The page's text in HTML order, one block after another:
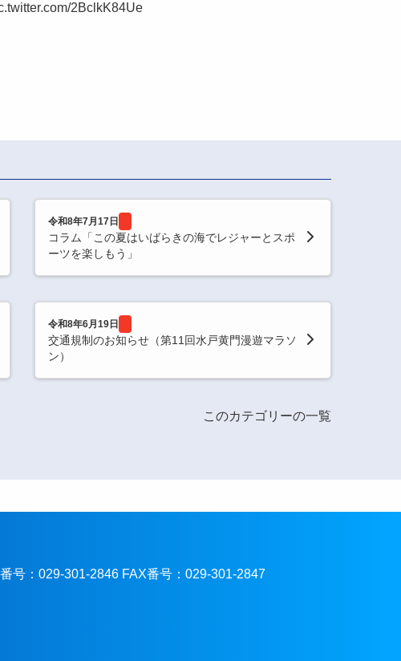
2BclkK84Ue
令和8年7月17日
コラム「この夏はいばらきの海でレジャーとスポ
ーツを楽しもう」
令和8年6月19日
交通規制のお知らせ（第11回水戸黄門漫遊マラソ
ン）
このカテゴリーの一覧
号：029-301-2846 FAX番号：029-301-2847